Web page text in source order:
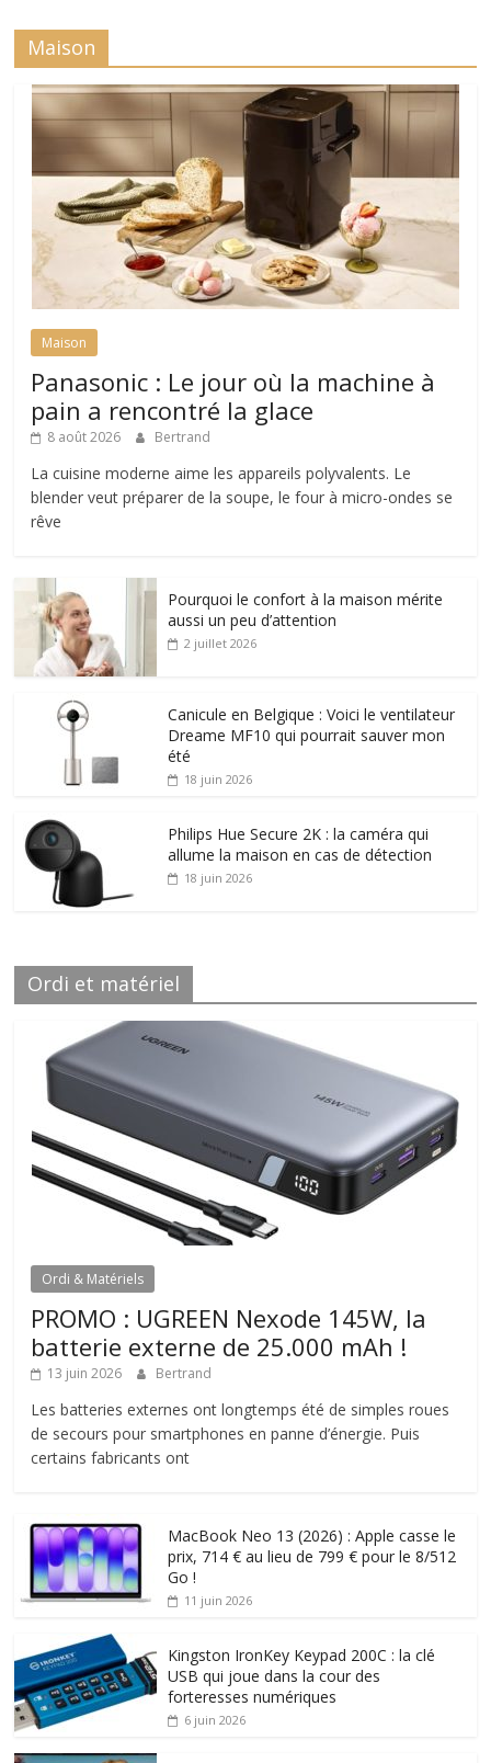
Maison
Maison
Panasonic : Le jour où la machine à
pain a rencontré la glace
8 août 2026 Bertrand
La cuisine moderne aime les appareils polyvalents. Le
blender veut préparer de la soupe, le four à micro-ondes se
rêve
Pourquoi le confort à la maison mérite
aussi un peu d’attention
2 juillet 2026
Canicule en Belgique : Voici le ventilateur
Dreame MF10 qui pourrait sauver mon
été
18 juin 2026
Philips Hue Secure 2K : la caméra qui
allume la maison en cas de détection
18 juin 2026
Ordi et matériel
Ordi & Matériels
PROMO : UGREEN Nexode 145W, la
batterie externe de 25.000 mAh !
13 juin 2026 Bertrand
Les batteries externes ont longtemps été de simples roues
de secours pour smartphones en panne d’énergie. Puis
certains fabricants ont
MacBook Neo 13 (2026) : Apple casse le
prix, 714 € au lieu de 799 € pour le 8/512
Go !
11 juin 2026
Kingston IronKey Keypad 200C : la clé
USB qui joue dans la cour des
forteresses numériques
6 juin 2026